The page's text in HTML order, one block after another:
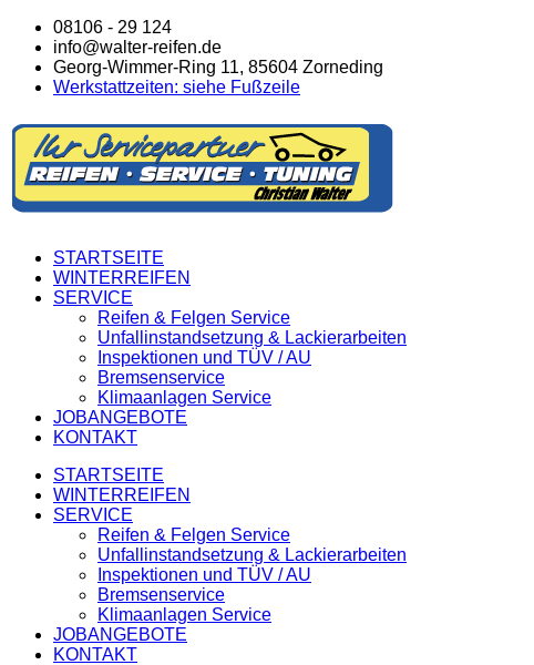
08106 - 29 124
info@walter-reifen.de
Georg-Wimmer-Ring 11, 85604 Zorneding
Werkstattzeiten: siehe Fußzeile
STARTSEITE
WINTERREIFEN
SERVICE
Reifen & Felgen Service
Unfallinstandsetzung & Lackierarbeiten
Inspektionen und TÜV / AU
Bremsenservice
Klimaanlagen Service
JOBANGEBOTE
KONTAKT
STARTSEITE
WINTERREIFEN
SERVICE
Reifen & Felgen Service
Unfallinstandsetzung & Lackierarbeiten
Inspektionen und TÜV / AU
Bremsenservice
Klimaanlagen Service
JOBANGEBOTE
KONTAKT